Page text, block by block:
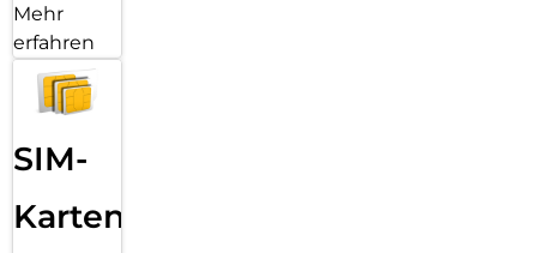
Mehr
erfahren
SIM-
Karten